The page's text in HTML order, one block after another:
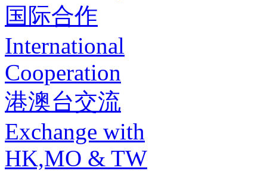
国际合作
International
Cooperation
港澳台交流
Exchange with
HK,MO & TW